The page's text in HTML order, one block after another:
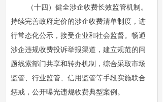
（十四）健全涉企收费长效监管机制。
持续完善政府定价的涉企收费清单制度，进
行常态化公示，接受企业和社会监督。畅通
涉企违规收费投诉举报渠道，建立规范的问
题线索部门共享和转办机制，综合采取市场
监管、行业监管、信用监管等手段实施联合
惩戒，公开曝光违规收费典型案例。